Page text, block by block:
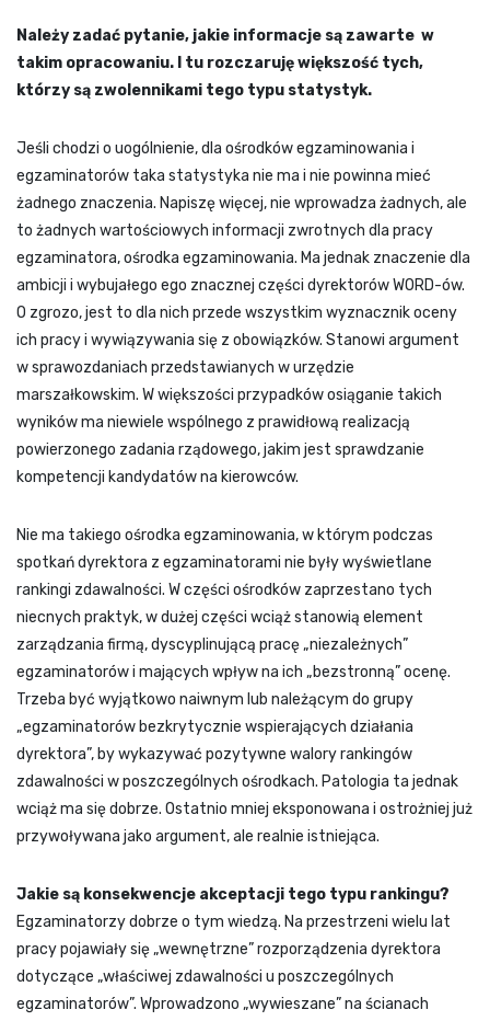
Należy zadać pytanie, jakie informacje są zawarte w
takim opracowaniu. I tu rozczaruję większość tych,
którzy są zwolennikami tego typu statystyk.
Jeśli chodzi o uogólnienie, dla ośrodków egzaminowania i
egzaminatorów taka statystyka nie ma i nie powinna mieć
żadnego znaczenia. Napiszę więcej, nie wprowadza żadnych, ale
to żadnych wartościowych informacji zwrotnych dla pracy
egzaminatora, ośrodka egzaminowania. Ma jednak znaczenie dla
ambicji i wybujałego ego znacznej części dyrektorów WORD-ów.
O zgrozo, jest to dla nich przede wszystkim wyznacznik oceny
ich pracy i wywiązywania się z obowiązków. Stanowi argument
w sprawozdaniach przedstawianych w urzędzie
marszałkowskim. W większości przypadków osiąganie takich
wyników ma niewiele wspólnego z prawidłową realizacją
powierzonego zadania rządowego, jakim jest sprawdzanie
kompetencji kandydatów na kierowców.
Nie ma takiego ośrodka egzaminowania, w którym podczas
spotkań dyrektora z egzaminatorami nie były wyświetlane
rankingi zdawalności. W części ośrodków zaprzestano tych
niecnych praktyk, w dużej części wciąż stanowią element
zarządzania firmą, dyscyplinującą pracę „niezależnych”
egzaminatorów i mających wpływ na ich „bezstronną” ocenę.
Trzeba być wyjątkowo naiwnym lub należącym do grupy
„egzaminatorów bezkrytycznie wspierających działania
dyrektora”, by wykazywać pozytywne walory rankingów
zdawalności w poszczególnych ośrodkach. Patologia ta jednak
wciąż ma się dobrze. Ostatnio mniej eksponowana i ostrożniej już
przywoływana jako argument, ale realnie istniejąca.
Jakie są konsekwencje akceptacji tego typu rankingu?
Egzaminatorzy dobrze o tym wiedzą. Na przestrzeni wielu lat
pracy pojawiały się „wewnętrzne” rozporządzenia dyrektora
dotyczące „właściwej zdawalności u poszczególnych
egzaminatorów”. Wprowadzono „wywieszane” na ścianach